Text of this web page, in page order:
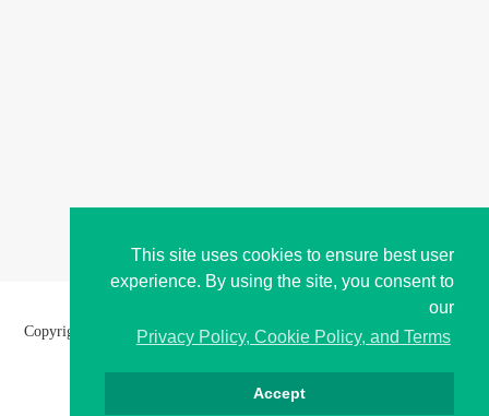
This site uses cookies to ensure best user
experience. By using the site, you consent to
our
Privacy Policy, Cookie Policy, and Terms
Accept
Copyright © i2Symbol 2011-2026,Sciweavers LLC, USA.194